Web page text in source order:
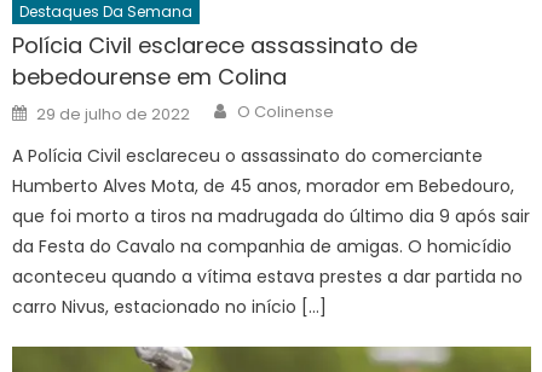
Destaques Da Semana
Polícia Civil esclarece assassinato de
bebedourense em Colina
Posted
on
29 de julho de 2022 Author
O Colinense
A Polícia Civil esclareceu o assassinato do comerciante
Humberto Alves Mota, de 45 anos, morador em Bebedouro,
que foi morto a tiros na madrugada do último dia 9 após sair
da Festa do Cavalo na companhia de amigas. O homicídio
aconteceu quando a vítima estava prestes a dar partida no
carro Nivus, estacionado no início […]